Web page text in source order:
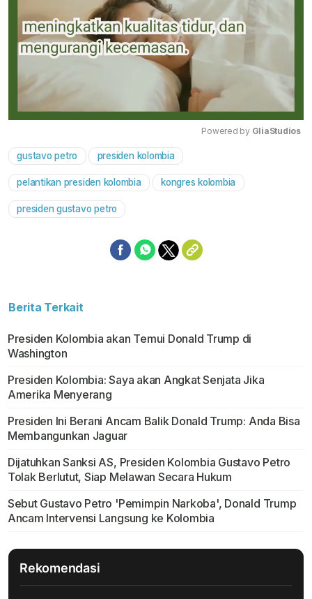
Powered by GliaStudios
gustavo petro presiden kolombia
pelantikan presiden kolombia kongres kolombia
presiden gustavo petro
Berita Terkait
Presiden Kolombia akan Temui Donald Trump di
Washington
Presiden Kolombia: Saya akan Angkat Senjata Jika
Amerika Menyerang
Presiden Ini Berani Ancam Balik Donald Trump: Anda Bisa
Membangunkan Jaguar
Dijatuhkan Sanksi AS, Presiden Kolombia Gustavo Petro
Tolak Berlutut, Siap Melawan Secara Hukum
Sebut Gustavo Petro 'Pemimpin Narkoba', Donald Trump
Ancam Intervensi Langsung ke Kolombia
Rekomendasi